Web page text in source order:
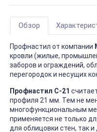
Обзор
Профнастил от компании
кровли (жилые,
заборов и ограждений,
перегородок и несущих
Профнастил С-21
профиля 21 мм. Тем не
многофункциональным
применяется не только
для облицовки стен, так